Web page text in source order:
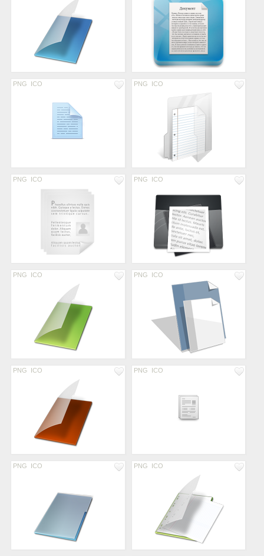
PNG ICO PNG ICO
PNG ICO PNG ICO
PNG ICO PNG ICO
PNG ICO PNG ICO
PNG ICO PNG ICO